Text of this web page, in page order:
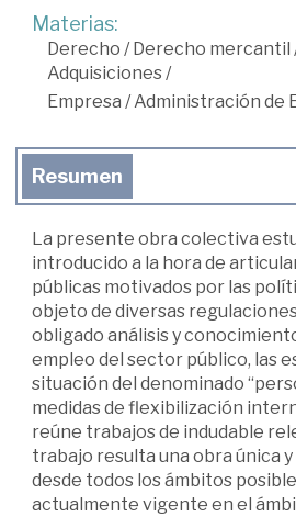
Materias:
Derecho /Derecho mercantil
Adquisiciones/
Empresa /Administración de
Resumen
La presente obra colectiva
introducido a la hora de
públicas motivados por las
objeto de diversas
obligado análisis y
empleo del sector público, las
situación del denominado
medidas de flexibilización
reúne trabajos de indudable
trabajo resulta una obra única
desde todos los ámbitos
actualmente vigente en el